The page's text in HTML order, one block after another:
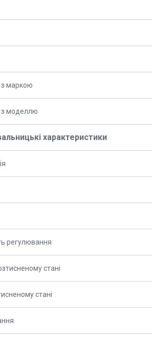
з маркою
з моделлю
характеристики
регулювання
стані
стані